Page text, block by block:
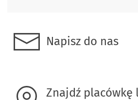
Napisz do nas
Znajdź placówkę